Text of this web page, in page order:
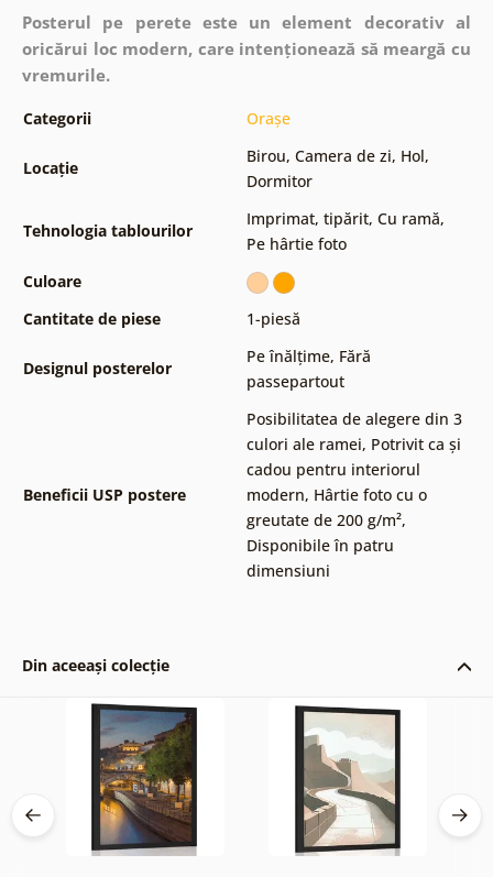
Posterul pe perete este un element decorativ al
oricărui loc modern, care intenționează să meargă cu
vremurile.
Categorii Orașe
Locație
Birou, Camera de zi, Hol,
Dormitor
Tehnologia tablourilor
Imprimat, tipărit, Cu ramă,
Pe hârtie foto
Culoare
Cantitate de piese
1-piesă
Designul posterelor
Pe înălțime, Fără
passepartout
Beneficii USP postere
Posibilitatea de alegere din 3
culori ale ramei, Potrivit ca și
cadou pentru interiorul
modern, Hârtie foto cu o
greutate de 200 g/m²,
Disponibile în patru
dimensiuni
Din aceeași colecție